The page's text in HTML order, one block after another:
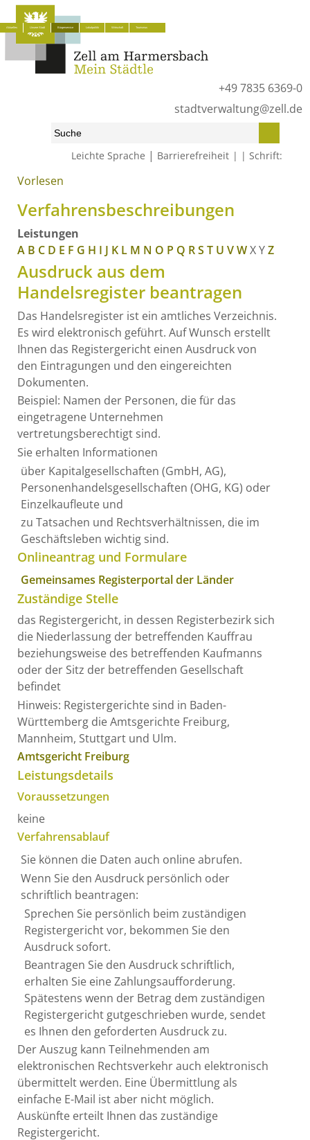
+49 7835 6369-0
stadtverwaltung@zell.de
Leichte Sprache | Barrierefreiheit Schrift:
Aktuelles Unsere Stadt Bürgerservice Lokalpolitik Wirtschaft Tourismus
Start» Bürgerservice »
Vorlesen
Verfahrensbeschreibungen
Leistungen
A B C D E F G H I J K L M N O P Q RS T U VWXYZ
Ausdruck aus dem
Handelsregister beantragen
Das Handelsregister ist ein amtliches Verzeichnis.
Es wird elektronisch geführt. Auf Wunsch erstellt
Ihnen das Registergericht einen Ausdruck von
den Eintragungen und den eingereichten
Dokumenten.
Beispiel: Namen der Personen, die für das
eingetragene Unternehmen
vertretungsberechtigt sind.
Sie erhalten Informationen
über Kapitalgesellschaften (GmbH, AG),
Personenhandelsgesellschaften (OHG, KG) oder
Einzelkaufleute und
zu Tatsachen und Rechtsverhältnissen, die im
Geschäftsleben wichtig sind.
Onlineantrag und Formulare
Gemeinsames Registerportal der Länder
Zuständige Stelle
das Registergericht, in dessen Registerbezirk sich
die Niederlassung der betreffenden Kauffrau
beziehungsweise des betreffenden Kaufmanns
oder der Sitz der betreffenden Gesellschaft
befindet
Hinweis: Registergerichte sind in Baden-
Württemberg die Amtsgerichte Freiburg,
Mannheim, Stuttgart und Ulm.
Amtsgericht Freiburg
Leistungsdetails
Voraussetzungen
keine
Verfahrensablauf
Sie können die Daten auch online abrufen.
Wenn Sie den Ausdruck persönlich oder
schriftlich beantragen:
Sprechen Sie persönlich beim zuständigen
Registergericht vor, bekommen Sie den
Ausdruck sofort.
Beantragen Sie den Ausdruck schriftlich,
erhalten Sie eine Zahlungsaufforderung.
Spätestens wenn der Betrag dem zuständigen
Registergericht gutgeschrieben wurde, sendet
es Ihnen den geforderten Ausdruck zu.
Der Auszug kann Teilnehmenden am
elektronischen Rechtsverkehr auch elektronisch
übermittelt werden. Eine Übermittlung als
einfache E-Mail ist aber nicht möglich.
Auskünfte erteilt Ihnen das zuständige
Registergericht.